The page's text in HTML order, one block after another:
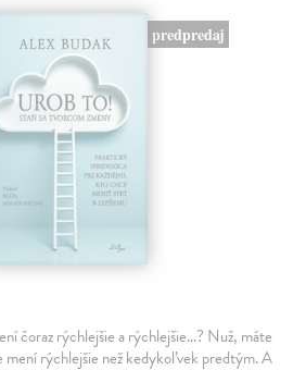
predpredaj
čoraz rýchlejšie a rýchlejšie…? Nuž, máte
mení rýchlejšie než kedykoľvek predtým. A